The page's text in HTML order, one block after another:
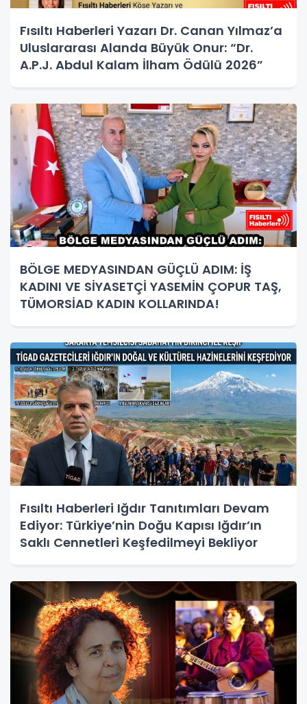
Fısıltı Haberleri Yazarı Dr. Canan Yılmaz’a
Uluslararası Alanda Büyük Onur: “Dr.
A.P.J. Abdul Kalam İlham Ödülü 2026”
BÖLGE MEDYASINDAN GÜÇLÜ ADIM: İŞ
KADINI VE SİYASETÇİ YASEMİN ÇOPUR TAŞ,
TÜMORSİAD KADIN KOLLARINDA!
Fısıltı Haberleri Iğdır Tanıtımları Devam
Ediyor: Türkiye’nin Doğu Kapısı Iğdır’ın
Saklı Cennetleri Keşfedilmeyi Bekliyor